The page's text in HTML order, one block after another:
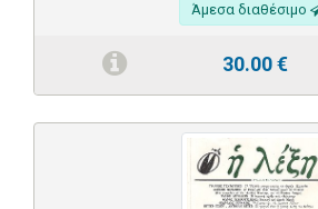
Άμεσα διαθέσιμο
30.00€